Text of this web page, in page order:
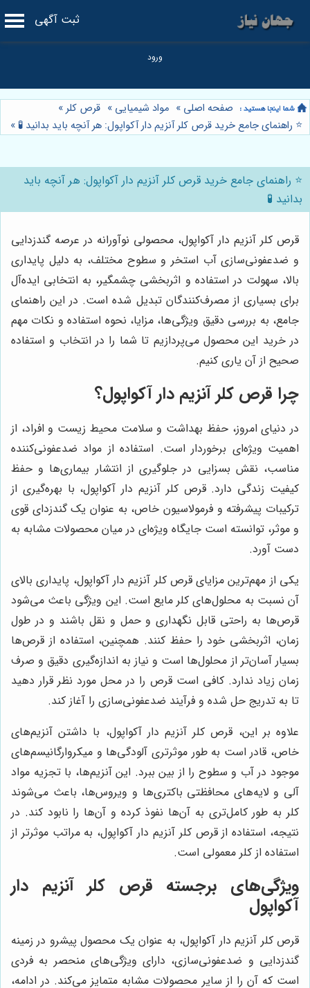
ثبت آگهی
صفحه اصلی » مواد شیمیایی » قرص کلر»
⭐️ راهنمای جامع خرید قرص کلر آنزیم دار آکواپول: هر آنچه باید بدانید 🧪 »
⭐️ راهنمای جامع خرید قرص کلر آنزیم دار آکواپول: هر آنچه باید
بدانید 🧪
قرص کلر آنزیم دار آکواپول، محصولی نوآورانه در عرصه گندزدایی
و ضدعفونی‌سازی آب استخر و سطوح مختلف، به دلیل پایداری
بالا، سهولت در استفاده و اثربخشی چشمگیر، به انتخابی ایده‌آل
برای بسیاری از مصرف‌کنندگان تبدیل شده است. در این راهنمای
جامع، به بررسی دقیق ویژگی‌ها، مزایا، نحوه استفاده و نکات مهم
در خرید این محصول می‌پردازیم تا شما را در انتخاب و استفاده
صحیح از آن یاری کنیم.
چرا قرص کلر آنزیم دار آکواپول؟
در دنیای امروز، حفظ بهداشت و سلامت محیط زیست و افراد، از
اهمیت ویژه‌ای برخوردار است. استفاده از مواد ضدعفونی‌کننده
مناسب، نقش بسزایی در جلوگیری از انتشار بیماری‌ها و حفظ
کیفیت زندگی دارد. قرص کلر آنزیم دار آکواپول، با بهره‌گیری از
ترکیبات پیشرفته و فرمولاسیون خاص، به عنوان یک گندزدای قوی
و موثر، توانسته است جایگاه ویژه‌ای در میان محصولات مشابه به
دست آورد.
یکی از مهم‌ترین مزایای قرص کلر آنزیم دار آکواپول، پایداری بالای
آن نسبت به محلول‌های کلر مایع است. این ویژگی باعث می‌شود
قرص‌ها به راحتی قابل نگهداری و حمل و نقل باشند و در طول
زمان، اثربخشی خود را حفظ کنند. همچنین، استفاده از قرص‌ها
بسیار آسان‌تر از محلول‌ها است و نیاز به اندازه‌گیری دقیق و صرف
زمان زیاد ندارد. کافی است قرص را در محل مورد نظر قرار دهید
تا به تدریج حل شده و فرآیند ضدعفونی‌سازی را آغاز کند.
علاوه بر این، قرص کلر آنزیم دار آکواپول، با داشتن آنزیم‌های
خاص، قادر است به طور موثرتری آلودگی‌ها و میکروارگانیسم‌های
موجود در آب و سطوح را از بین ببرد. این آنزیم‌ها، با تجزیه مواد
آلی و لایه‌های محافظتی باکتری‌ها و ویروس‌ها، باعث می‌شوند
کلر به طور کامل‌تری به آن‌ها نفوذ کرده و آن‌ها را نابود کند. در
نتیجه، استفاده از قرص کلر آنزیم دار آکواپول، به مراتب موثرتر از
استفاده از کلر معمولی است.
ویژگی‌های برجسته قرص کلر آنزیم دار
آکواپول
قرص کلر آنزیم دار آکواپول، به عنوان یک محصول پیشرو در زمینه
گندزدایی و ضدعفونی‌سازی، دارای ویژگی‌های منحصر به فردی
است که آن را از سایر محصولات مشابه متمایز می‌کند. در ادامه،